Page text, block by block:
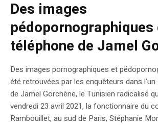
Des images
pédopornographiques
téléphone de Jamel
Des images pornographiques et
été retrouvées par les enquêteurs dans
de Jamel Gorchène, le Tunisien radicalisé
vendredi 23 avril 2021, la fonctionnaire du
Rambouillet, au sud de Paris, Stéphanie